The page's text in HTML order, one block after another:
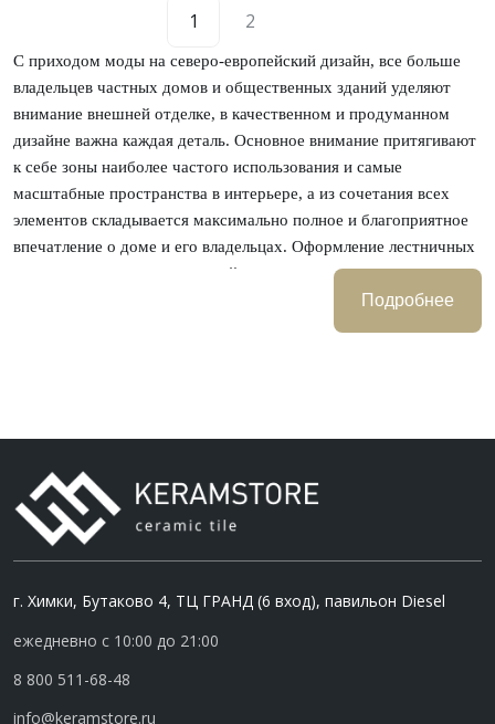
1 2
С приходом моды на северо-европейский дизайн, все больше
владельцев частных домов и общественных зданий уделяют
внимание внешней отделке, в качественном и продуманном
дизайне важна каждая деталь. Основное внимание притягивают
к себе зоны наиболее частого использования и самые
масштабные пространства в интерьере, а из сочетания всех
элементов складывается максимально полное и благоприятное
впечатление о доме и его владельцах. Оформление лестничных
пространств становится одной из самых важных задач при
выборе отделочных материалов. Поверхность ступеней и
пролетов являются зонами повышенной проходимости, а значит
стилем и дизайном окружающего пространства, отличается
стойкостью к механическому воздействию и истиранию, очень
надолго сохраняет первозданный внешний вид. Керамическая
плитка для ступеней позволит соединить все элементы дизайна
Для отделки лестничных пролетов и ступеней идеально
Подробнее
г. Химки, Бутаково 4, ТЦ ГРАНД (6 вход), павильон Diesel
ежедневно с 10:00 до 21:00
8 800 511-68-48
info@keramstore.ru